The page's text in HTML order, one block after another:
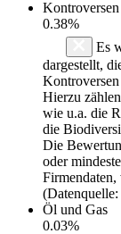
0.38%
Es
dargestellt,
Hierzu
wie u.a. die
die
Die
oder
Öl und Gas
0.03%